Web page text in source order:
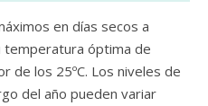
en días secos a
temperatura óptima de
de los 25ºC. Los niveles de
del año pueden variar